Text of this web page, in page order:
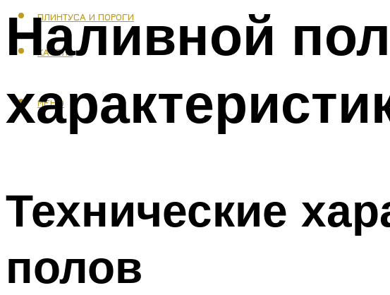
ПЛИНТУСА И ПОРОГИ
КАФЕЛЬ
МЕНЮ
Наливной
Технические
полов